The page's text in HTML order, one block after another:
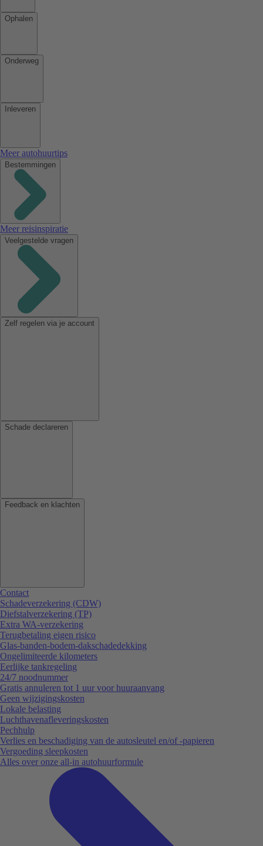
Ophalen
Onderweg
Inleveren
Meer autohuurtips
Bestemmingen
Meer reisinspiratie
Veelgestelde vragen
Zelf regelen via je account
Schade declareren
Feedback en klachten
Contact
Schadeverzekering (CDW)
Diefstalverzekering (TP)
Extra WA-verzekering
Terugbetaling eigen risico
Glas-banden-bodem-dakschadedekking
Ongelimiteerde kilometers
Eerlijke tankregeling
24/7 noodnummer
Gratis annuleren tot 1 uur voor huuraanvang
Geen wijzigingskosten
Lokale belasting
Luchthavenafleveringskosten
Pechhulp
Verlies en beschadiging van de autosleutel en/of -papieren
Vergoeding sleepkosten
Alles over onze all-in autohuurformule